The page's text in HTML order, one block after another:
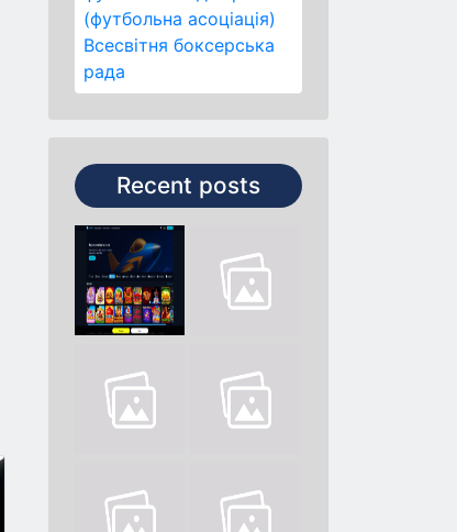
(футбольна асоціація)
Всесвітня боксерська
рада
Recent posts